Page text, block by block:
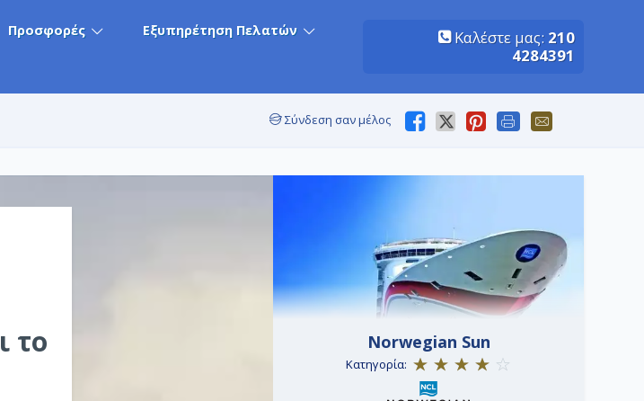
Προσφορές
Εξυπηρέτηση Πελατών
Καλέστε μας: 210
4284391
Σύνδεση σαν μέλος
το
Norwegian Sun
Κατηγορία: